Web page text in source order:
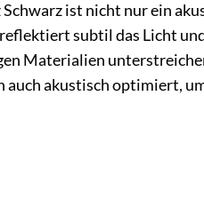
ist nicht nur ein
subtil das Licht
Materialien
akustisch optimiert,